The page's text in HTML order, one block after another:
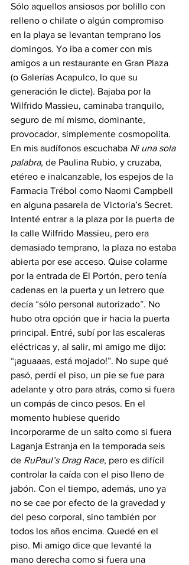
Sólo aquellos ansiosos por bolillo con
relleno o chilate o algún compromiso
en la playa se levantan temprano los
domingos. Yo iba a comer con mis
amigos a un restaurante en Gran Plaza
(o Galerías Acapulco, lo que su
generación le dicte). Bajaba por la
Wilfrido Massieu, caminaba tranquilo,
seguro de mí mismo, dominante,
provocador, simplemente cosmopolita.
En mis audífonos escuchaba Ni una sola
palabra, de Paulina Rubio, y cruzaba,
etéreo e inalcanzable, los espejos de la
Farmacia Trébol como Naomi Campbell
en alguna pasarela de Victoria’s Secret.
Intenté entrar a la plaza por la puerta de
la calle Wilfrido Massieu, pero era
demasiado temprano, la plaza no estaba
abierta por ese acceso. Quise colarme
por la entrada de El Portón, pero tenía
cadenas en la puerta y un letrero que
decía “sólo personal autorizado”. No
hubo otra opción que ir hacia la puerta
principal. Entré, subí por las escaleras
eléctricas y, al salir, mi amigo me dijo:
“¡aguaaas, está mojado!”. No supe qué
pasó, perdí el piso, un pie se fue para
adelante y otro para atrás, como si fuera
un compás de cinco pesos. En el
momento hubiese querido
incorporarme de un salto como si fuera
Laganja Estranja en la temporada seis
de RuPaul’s Drag Race, pero es difícil
controlar la caída con el piso lleno de
jabón. Con el tiempo, además, uno ya
no se cae por efecto de la gravedad y
del peso corporal, sino también por
todos los años encima. Quedé en el
piso. Mi amigo dice que levanté la
mano derecha como si fuera una